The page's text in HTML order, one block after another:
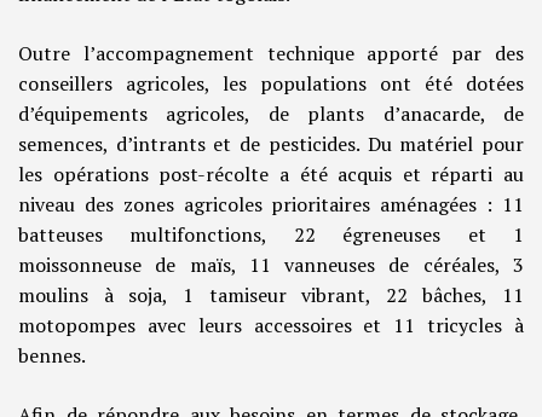
Outre l’accompagnement technique apporté par des
conseillers agricoles, les populations ont été dotées
d’équipements agricoles, de plants d’anacarde, de
semences, d’intrants et de pesticides. Du matériel pour
les opérations post-récolte a été acquis et réparti au
niveau des zones agricoles prioritaires aménagées : 11
batteuses multifonctions, 22 égreneuses et 1
moissonneuse de maïs, 11 vanneuses de céréales, 3
moulins à soja, 1 tamiseur vibrant, 22 bâches, 11
motopompes avec leurs accessoires et 11 tricycles à
bennes.